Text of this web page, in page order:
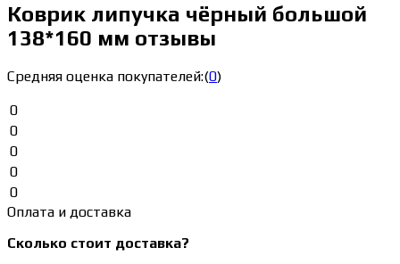
Коврик липучка чёрный большой
138*160 мм отзывы
Средняя оценка покупателей:(0)
0
0
0
0
0
Оплата и доставка
Сколько стоит доставка?